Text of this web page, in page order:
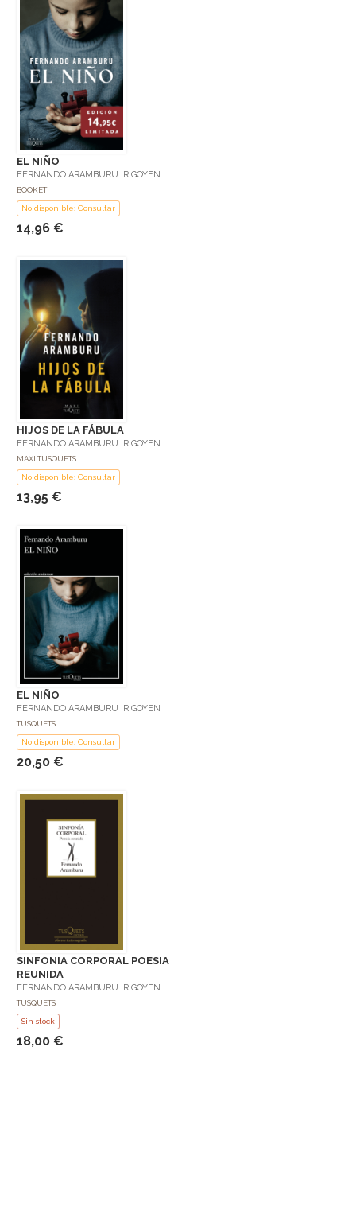
EL NIÑO
FERNANDO ARAMBURU IRIGOYEN
BOOKET
No disponible: Consultar
14,96 €
HIJOS DE LA FÁBULA
FERNANDO ARAMBURU IRIGOYEN
MAXI TUSQUETS
No disponible: Consultar
13,95 €
EL NIÑO
FERNANDO ARAMBURU IRIGOYEN
TUSQUETS
No disponible: Consultar
20,50 €
SINFONIA CORPORAL POESIA
REUNIDA
FERNANDO ARAMBURU IRIGOYEN
TUSQUETS
Sin stock
18,00 €